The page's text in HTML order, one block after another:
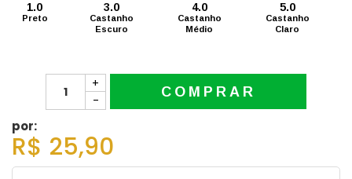
1.0
Preto
3.0
Castanho
Escuro
4.0
Castanho
Médio
5.0
Castanho
Claro
+
-
COMPRAR
por:
R$ 25,90